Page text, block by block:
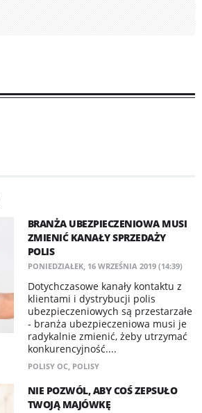
BRANŻA UBEZPIECZENIOWA MUSI
ZMIENIĆ KANAŁY SPRZEDAŻY
POLIS
PONIEDZIAŁEK, 16 WRZEŚNIA 2019 (14:39)
Dotychczasowe kanały kontaktu z
klientami i dystrybucji polis
ubezpieczeniowych są przestarzałe
- branża ubezpieczeniowa musi je
radykalnie zmienić, żeby utrzymać
konkurencyjność....
POLISY OC, POLISY
NIE POZWÓL, ABY COŚ ZEPSUŁO
TWOJĄ MAJÓWKĘ